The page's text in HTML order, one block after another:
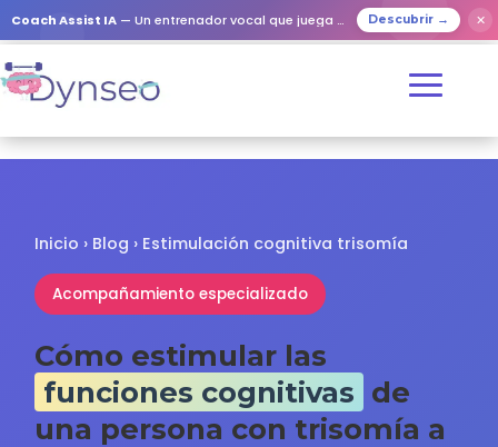
Coach Assist IA — Un entrenador vocal que juega con tus seres queridos Descubrir → ✕
Inicio › Blog › Estimulación cognitiva trisomía
Acompañamiento especializado
Cómo estimular las
funciones cognitivas de
una persona con trisomía a